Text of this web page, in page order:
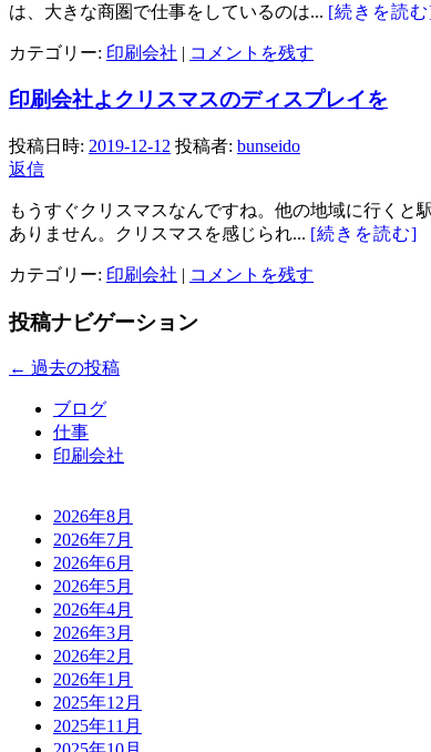
は、大きな商圏で仕事をしているのは... [続きを読
カテゴリー: 印刷会社 | コメントを残す
印刷会社よクリスマスのディスプレイを
投稿日時: 2019-12-12 投稿者: bunseido
返信
もうすぐクリスマスなんですね。他の地域に行く
ありません。クリスマスを感じられ... [続きを読む]
カテゴリー: 印刷会社 | コメントを残す
投稿ナビゲーション
← 過去の投稿
ブログ
仕事
印刷会社
2026年8月
2026年7月
2026年6月
2026年5月
2026年4月
2026年3月
2026年2月
2026年1月
2025年12月
2025年11月